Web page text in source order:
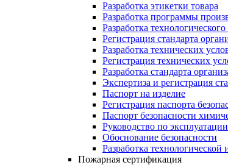
Разработка этикетки товара
Разработка программы
Разработка
Регистрация стандарта
Разработка технических
Регистрация технических
Разработка стандарта
Экспертиза и регистрация
Паспорт на изделие
Регистрация паспорта
Паспорт безопасности
Руководство по эксплуатации
Обоснование безопасности
Разработка технологической
Пожарная сертификация